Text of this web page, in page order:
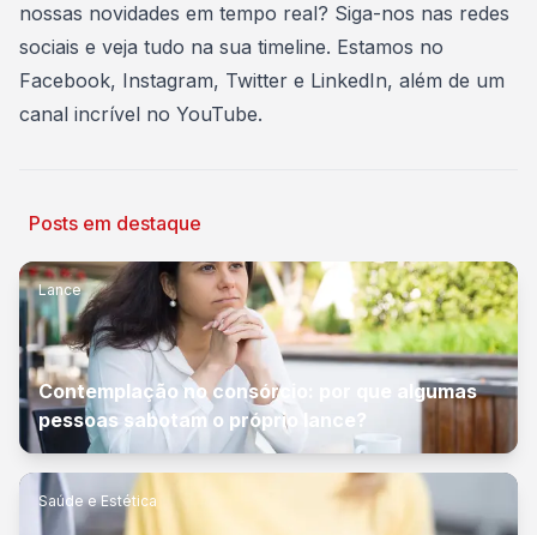
nossas novidades em tempo real? Siga-nos nas redes
sociais e veja tudo na sua timeline. Estamos no
Facebook, Instagram, Twitter e LinkedIn, além de um
canal incrível no YouTube.
Posts em destaque
Lance
Contemplação no consórcio: por que algumas
pessoas sabotam o próprio lance?
Saúde e Estética